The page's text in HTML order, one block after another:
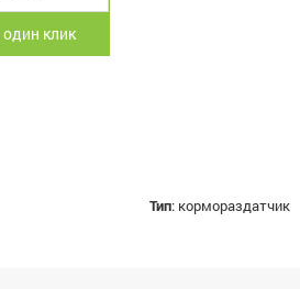
клик
Тип: кормораздатчик